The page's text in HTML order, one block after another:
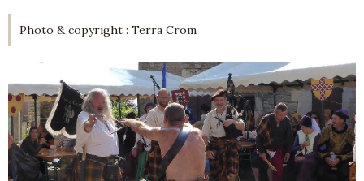
Photo & copyright : Terra Crom